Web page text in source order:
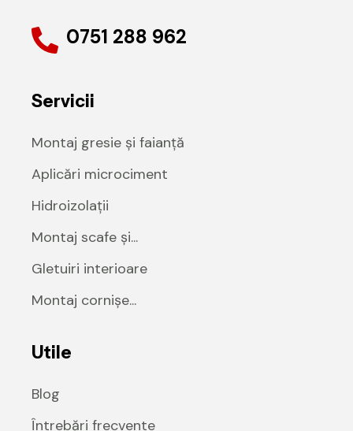
0751 288 962
Servicii
Montaj gresie și faianță
Aplicări microciment
Hidroizolații
Montaj scafe și...
Gletuiri interioare
Montaj cornișe...
Utile
Blog
Întrebări frecvente